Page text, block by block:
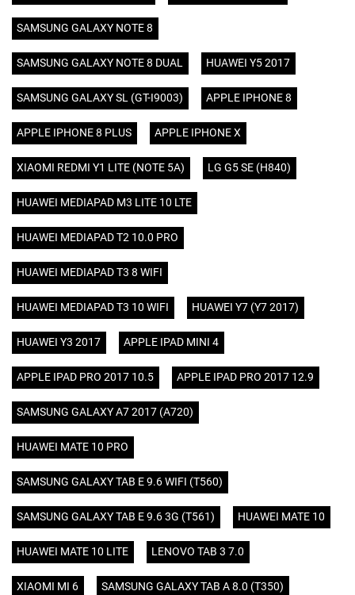
SAMSUNG GALAXY NOTE 8
SAMSUNG GALAXY NOTE 8 DUAL HUAWEI Y5 2017
SAMSUNG GALAXY SL (GT-I9003) APPLE IPHONE 8
APPLE IPHONE 8 PLUS APPLE IPHONE X
XIAOMI REDMI Y1 LITE (NOTE 5A) LG G5 SE (H840)
HUAWEI MEDIAPAD M3 LITE 10 LTE
HUAWEI MEDIAPAD T2 10.0 PRO
HUAWEI MEDIAPAD T3 8 WIFI
HUAWEI MEDIAPAD T3 10 WIFI HUAWEI Y7 (Y7 2017)
HUAWEI Y3 2017 APPLE IPAD MINI 4
APPLE IPAD PRO 2017 10.5 APPLE IPAD PRO 2017 12.9
SAMSUNG GALAXY A7 2017 (A720)
HUAWEI MATE 10 PRO
SAMSUNG GALAXY TAB E 9.6 WIFI (T560)
SAMSUNG GALAXY TAB E 9.6 3G (T561) HUAWEI MATE 10
HUAWEI MATE 10 LITE LENOVO TAB 3 7.0
XIAOMI MI 6 SAMSUNG GALAXY TAB A 8.0 (T350)